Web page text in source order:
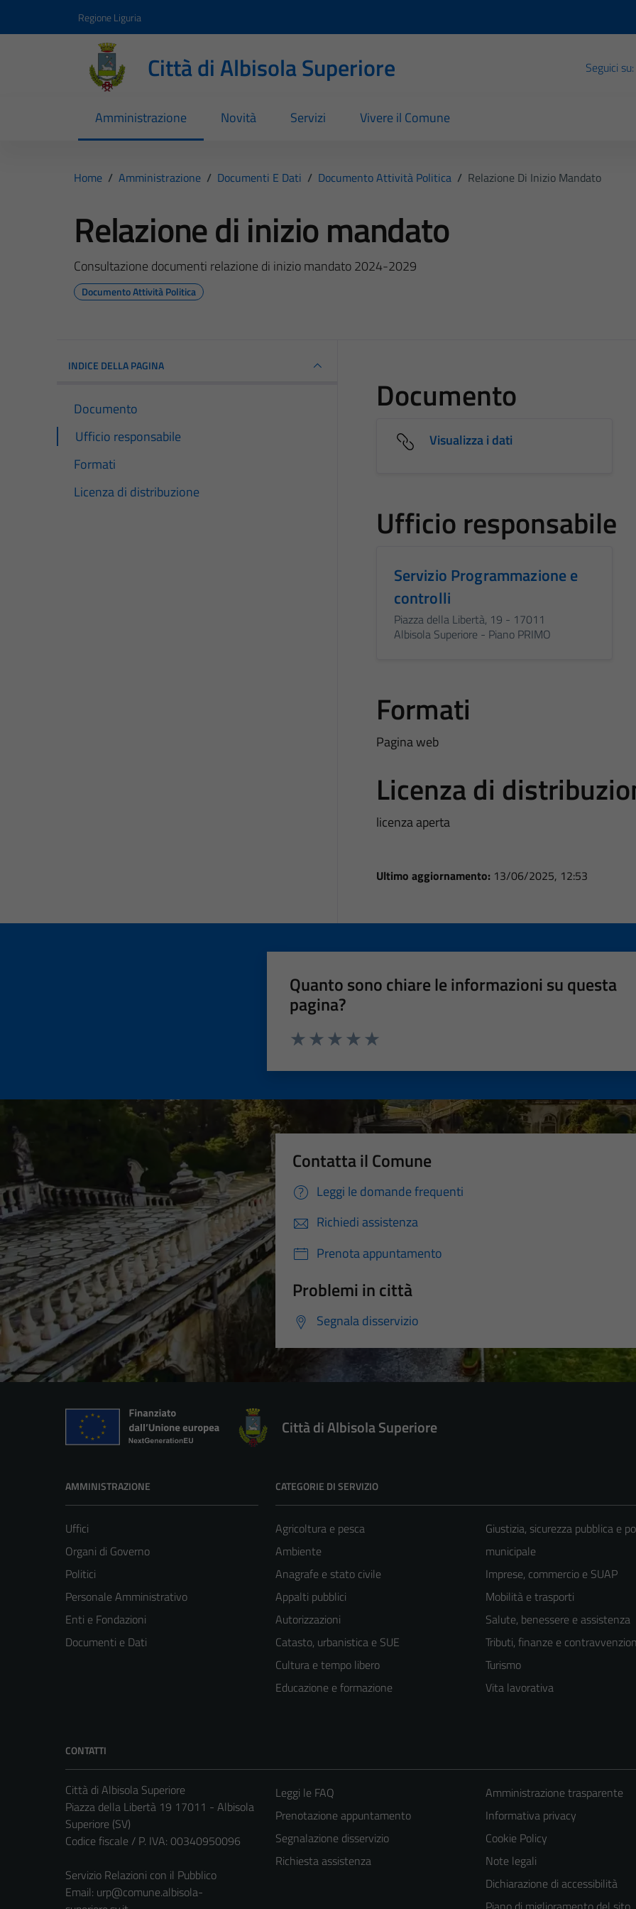
Regione Liguria
Città di Albisola Superiore Seguici su:
Amministrazione Novità Servizi Vivere il Comune
Home / Amministrazione / Documenti E Dati / Documento Attività Politica / Relazione Di Inizio Mandato
Relazione di inizio mandato
Consultazione documenti relazione di inizio mandato 2024-2029
Documento Attività Politica
INDICE DELLA PAGINA
Documento
Ufficio responsabile
Formati
Licenza di distribuzione
Documento
Visualizza i dati
Ufficio responsabile
Servizio Programmazione e
controlli
Piazza della Libertà, 19 - 17011
Albisola Superiore - Piano PRIMO
Formati
Pagina web
Licenza di
licenza aperta
Ultimo aggiornamento: 13/06/2025, 12:53
Quanto sono chiare le informazioni su questa
pagina?
Contatta il Comune
Leggi le domande frequenti
Richiedi assistenza
Prenota appuntamento
Problemi in città
Segnala disservizio
Città di Albisola Superiore
AMMINISTRAZIONE
Uffici
Organi di Governo
Politici
Personale Amministrativo
Enti e Fondazioni
Documenti e Dati
CATEGORIE DI SERVIZIO
Agricoltura e pesca
Ambiente
Anagrafe e stato civile
Appalti pubblici
Autorizzazioni
Catasto, urbanistica e SUE
Cultura e tempo libero
Educazione e formazione
Giustizia, sicurezza pubblica e
municipale
Imprese, commercio e SUAP
Mobilità e trasporti
Salute, benessere e assistenza
Tributi, finanze e
Turismo
Vita lavorativa
CONTATTI
Città di Albisola Superiore
Piazza della Libertà 19 17011 - Albisola
Superiore (SV)
Codice fiscale / P. IVA: 00340950096
Servizio Relazioni con il Pubblico
Email: urp@comune.albisola-
Leggi le FAQ
Prenotazione appuntamento
Segnalazione disservizio
Richiesta assistenza
Amministrazione trasparente
Informativa privacy
Cookie Policy
Note legali
Dichiarazione di accessibilità